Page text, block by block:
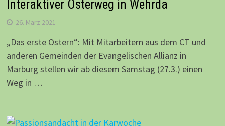
Interaktiver Osterweg in Wehrda
26. März 2021
„Das erste Ostern“: Mit Mitarbeitern aus dem CT und
anderen Gemeinden der Evangelischen Allianz in
Marburg stellen wir ab diesem Samstag (27.3.) einen
Weg in …